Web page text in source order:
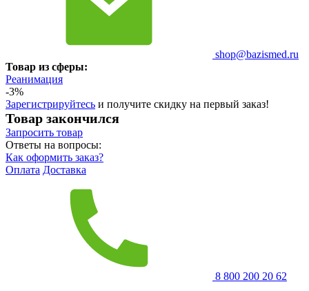
shop@bazismed.ru
Товар из сферы:
Реанимация
-3%
Зарегистрируйтесь и получите скидку на первый заказ!
Товар закончился
Запросить товар
Ответы на вопросы:
Как оформить заказ?
Оплата Доставка
8 800 200 20 62